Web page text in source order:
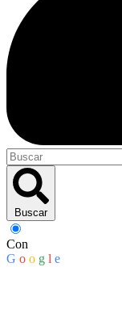
Buscar
Con
G o o g l e